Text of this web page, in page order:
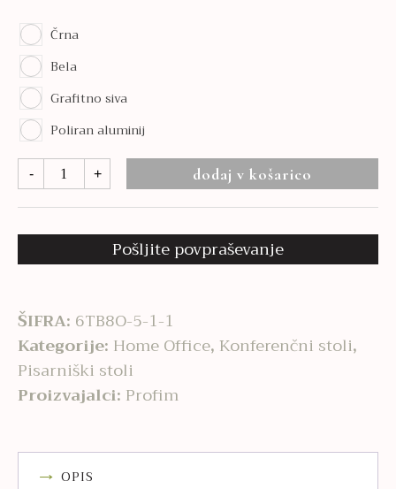
Črna
Bela
Grafitno siva
Poliran aluminij
- Trillo
20HST
količina
+ dodaj v košarico
Pošljite povpraševanje
ŠIFRA: 6TB8O-5-1-1
Kategorije: Home Office,Konferenčni stoli,
Pisarniški stoli
Proizvajalci: Profim
OPIS